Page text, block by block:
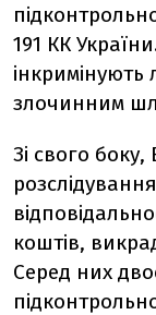
191 КК
інкримінують
злочинним
Зі свого боку,
коштів,
Серед них